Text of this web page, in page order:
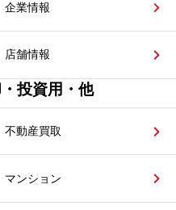
企業情報
店舗情報
投資用・他
不動産買取
マンション